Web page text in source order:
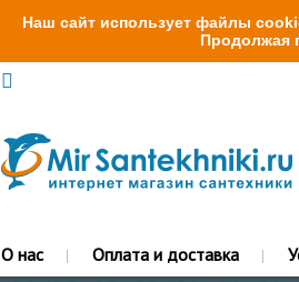
Наш сайт использует файлы
Продолжая
О нас Оплата и доставка